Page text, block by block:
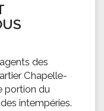
des
Chapelle-
portion du
intempéries.